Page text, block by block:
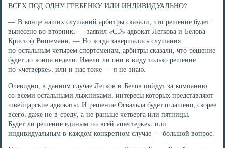
ВСЕХ ПОД ОДНУ ГРЕБЕНКУ ИЛИ ИНДИВИДУАЛЬНО?
— В конце наших слушаний арбитры сказали, что решение будет
вынесено во вторник, — заявил «СЭ» адвокат Легкова и Белова
Кристоф Вишеманн. — Но когда завершались слушания
по остальным четырем спортсменам, арбитры сказали, что решение
будет до конца недели. Имели ли они в виду только решение
по «четверке», или и нас тоже — я не знаю.
Очевидно, в данном случае Легков и Белов пойдут за компанию
со всеми остальными лыжниками, интересы которых представляют
швейцарские адвокаты. И решение Освальда будет оглашено, скорее
всего, даже не в среду, а не раньше четверга или пятницы.
Будет ли решение единым по всей «шестерке», или
индивидуальным в каждом конкретном случае — большой вопрос.